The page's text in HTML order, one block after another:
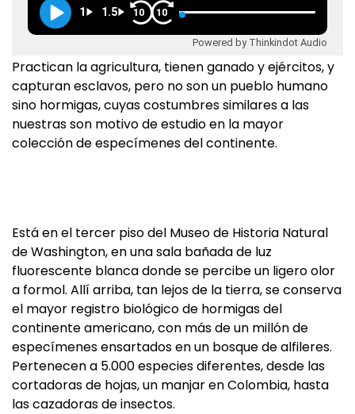
1 1.5 10 10
Powered by Thinkindot Audio
Practican la agricultura, tienen ganado y ejércitos, y
capturan esclavos, pero no son un pueblo humano
sino hormigas, cuyas costumbres similares a las
nuestras son motivo de estudio en la mayor
colección de especímenes del continente.
Está en el tercer piso del Museo de Historia Natural
de Washington, en una sala bañada de luz
fluorescente blanca donde se percibe un ligero olor
a formol. Allí arriba, tan lejos de la tierra, se conserva
el mayor registro biológico de hormigas del
continente americano, con más de un millón de
especímenes ensartados en un bosque de alfileres.
Pertenecen a 5.000 especies diferentes, desde las
cortadoras de hojas, un manjar en Colombia, hasta
las cazadoras de insectos.